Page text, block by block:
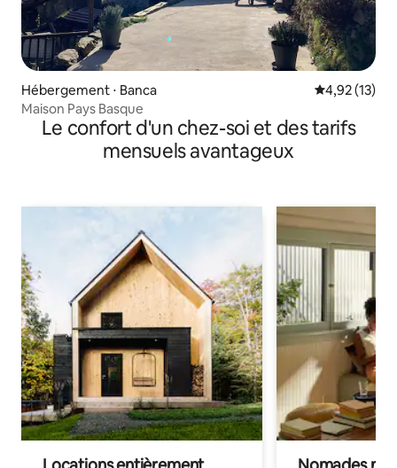
Hébergement ⋅ Banca Évaluation
4,92 (13)
Maison Pays Basque
Le confort d'un chez-soi et des tarifs
mensuels avantageux